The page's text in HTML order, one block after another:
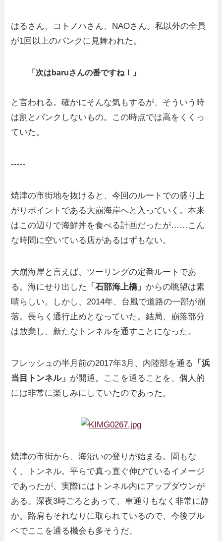
はるさん、コトノハさん、NAOさん。私以外の全員
が1回以上のパンクに見舞われた。
「次はbaruさんの番ですね！」
と言われる。確かにそんな気もするが、そういう時
は割とパンクしないもの。この時点では高をくくっ
ていた。
-----
焼津の市街地を抜けると、今回のルートでの盛り上
がりポイントである大崩海岸へと入っていく。本来
はこの辺りで海鮮丼を食べる計画だったが……こん
な時間に空いている店があるはずもない。
大崩海岸と言えば、ツーリングの定番ルートであ
る。海にせり出した
「石部海上橋」 からの眺望は素
晴らしい。しかし、2014年、台風で道路の一部が崩
落。長らく通行止めとなっていた。結局、崩落部分
は放棄し、新たなトンネルを通すことになった。
フレッシュの半月前の2017年3月、内陸部を通る
「浜
当目トンネル」 が開通。ここを通ることを、個人的
には非常に楽しみにしていたのであった。
焼津の市街から、海沿いの登りが始まる。間もな
く、トンネル。平らで真っ直ぐ伸びているイメージ
であったが、実際にはトンネル内にアップダウンが
ある。深夜3時ごろとあって、車通りもなく非常に静
か。路肩もそれなりに取られているので、今後ブル
ベでここを通る機会も多そうだ。